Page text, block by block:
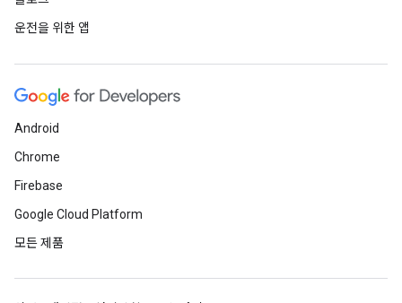
운전을 위한 앱
Android
Chrome
Firebase
Google Cloud Platform
모든 제품